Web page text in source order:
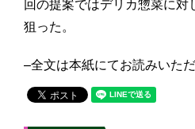
狙った。
–全文は本紙にてお読みいただ